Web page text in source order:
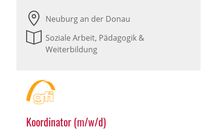
Neuburg an der Donau
Soziale Arbeit, Pädagogik &
Weiterbildung
Koordinator (m/w/d)